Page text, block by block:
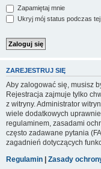
Zapamiętaj mnie
Ukryj mój status podczas
ZAREJESTRUJ SIĘ
Aby zalogować się, musisz
Rejestracja zajmuje tylko
z witryny. Administrator
wiele dodatkowych
regulaminem, zasadami
często zadawane pytania
zagadnień dotyczących
Regulamin | Zasady